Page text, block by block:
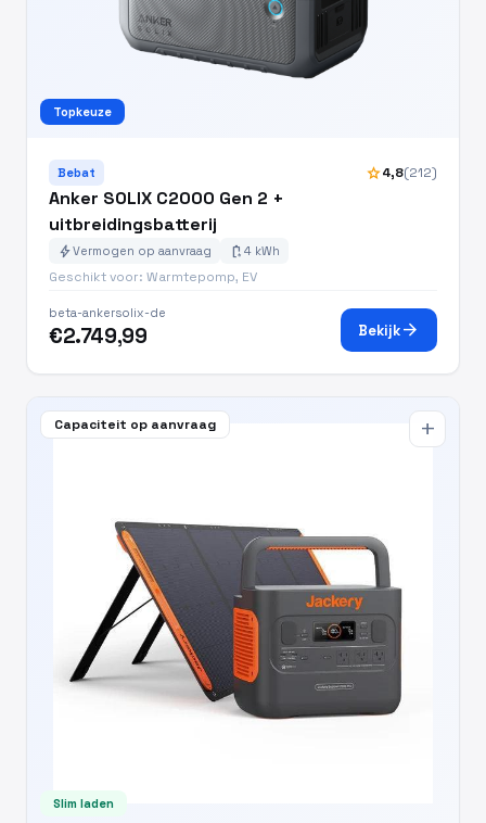
Topkeuze
Bebat star4,8(212)
Anker SOLIX C2000 Gen 2 +
uitbreidingsbatterij
boltVermogen op aanvraag battery_charging_full 4 kWh
Geschikt voor: Warmtepomp, EV
beta-ankersolix-de
€2.749,99 Bekijkarrow_forward
Capaciteit op aanvraag
Slim laden
add